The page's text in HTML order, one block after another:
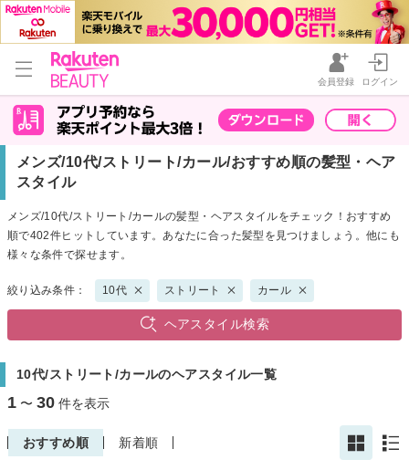
会員登録 ログイン
メンズ/10代/ストリート/カール/おすすめ順の髪型・ヘア
スタイル
メンズ/10代/ストリート/カールの髪型・ヘアスタイルをチェック！おすすめ
順で402件ヒットしています。あなたに合った髪型を見つけましょう。他にも
様々な条件で探せます。
絞り込み条件： 10代 ストリート カール
ヘアスタイル検索
10代/ストリート/カールのヘアスタイル一覧
1 〜 30 件を表示
おすすめ順 新着順